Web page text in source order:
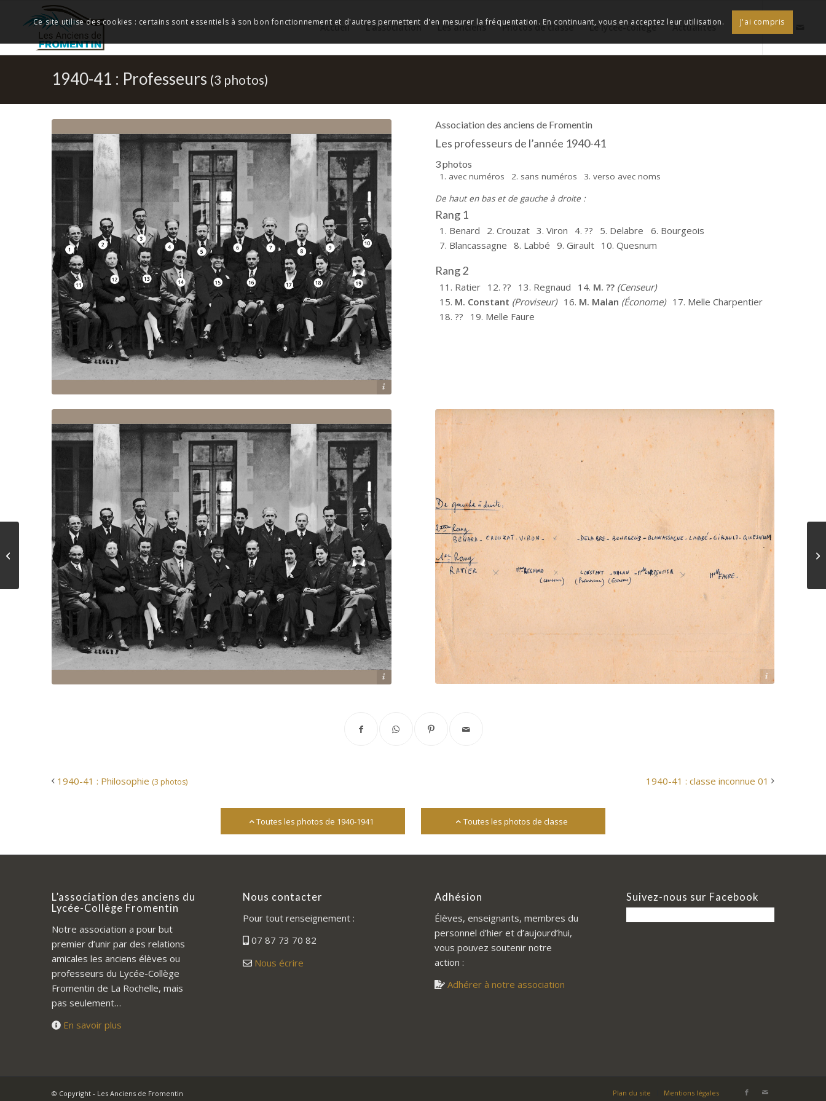
Accueil L’association Les anciens Photos de classe Le lycée-collège Actualités
1940-41 : Professeurs (3 photos)
Association des anciens de Fromentin
Les professeurs de l’année 1940-41
3 photos
1. avec numéros 2. sans numéros
3. verso avec noms
De haut en bas et de gauche à droite :
Rang 1
1. Benard 2. Crouzat 3. Viron 4. ?? 5. Delabre
6. Bourgeois
7. Blancassagne 8. Labbé 9. Girault 10. Quesnum
Rang 2
11. Ratier 12. ?? 13. Regnaud 14. M. ?? (Censeur)
15. M. Constant (Proviseur) 16. M. Malan (Économe)
17. Melle Charpentier
18. ??
19. Melle Faure
Source : Association des anciens du lycée-collège Fromentin
1940-41 : Philosophie (3 photos) 1940-41 : classe inconnue 01
Toutes les photos de 1940-1941 Toutes les photos de classe
L’association des anciens du
Lycée-Collège Fromentin
Notre association a pour but
premier d’unir par des relations
amicales les anciens élèves ou
professeurs du Lycée-Collège
Fromentin de La Rochelle, mais
pas seulement…
En savoir plus
Nous contacter
Pour tout renseignement :
07 87 73 70 82
Nous écrire
Adhésion
Élèves, enseignants, membres du
personnel d’hier et d’aujourd’hui,
vous pouvez soutenir notre
action :
Adhérer à notre association
Suivez-nous sur Facebook
© Copyright - Les Anciens de Fromentin Plan du site Mentions légales
1940-41 : Philosophie
(3
Ce site utilise des cookies : certains sont essentiels à son bon fonctionnement et d'autres permettent d'en mesurer la fréquentation. En continuant, vous en acceptez leur utilisation. J'ai compris